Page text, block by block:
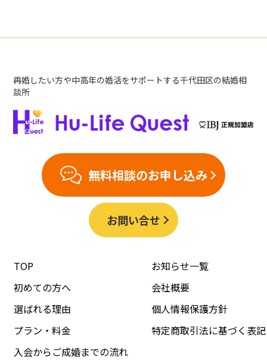
再婚したい方や中高年の婚活をサポートする千代田区の結婚相
談所
無料相談のお申し込み
お問い合せ
TOP
初めての方へ
選ばれる理由
プラン・料金
入会からご成婚までの流れ
お知らせ一覧
会社概要
個人情報保護方針
特定商取引法に基づく表記